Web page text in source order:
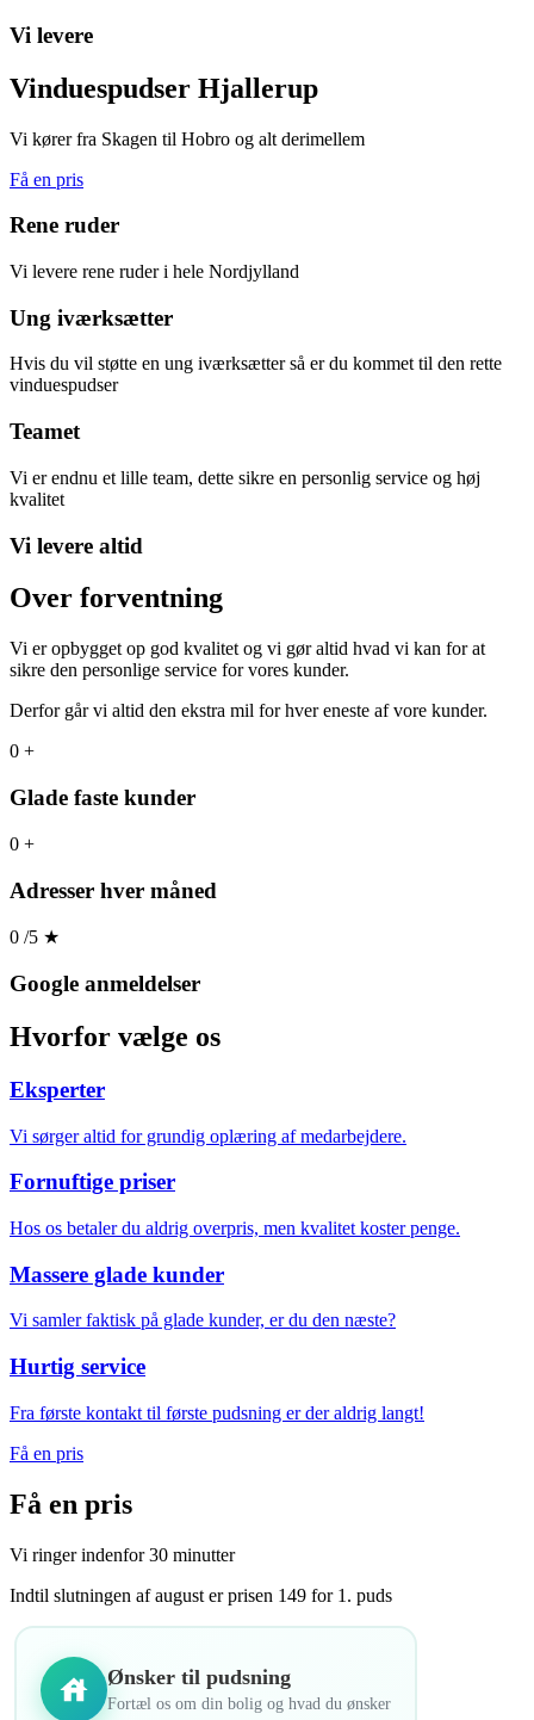
Vi levere
Vinduespudser Hjallerup
Vi kører fra Skagen til Hobro og alt derimellem
Få en pris
Rene ruder
Vi levere rene ruder i hele Nordjylland
Ung iværksætter
Hvis du vil støtte en ung iværksætter så er du kommet til den rette
vinduespudser
Teamet
Vi er endnu et lille team, dette sikre en personlig service og høj
kvalitet
Vi levere altid
Over forventning
Vi er opbygget op god kvalitet og vi gør altid hvad vi kan for at
sikre den personlige service for vores kunder.
Derfor går vi altid den ekstra mil for hver eneste af vore kunder.
0 +
Glade faste kunder
0 +
Adresser hver måned
0 /5 ★
Google anmeldelser
Hvorfor vælge os
Eksperter
Vi sørger altid for grundig oplæring af medarbejdere.
Fornuftige priser
Hos os betaler du aldrig overpris, men kvalitet koster penge.
Massere glade kunder
Vi samler faktisk på glade kunder, er du den næste?
Hurtig service
Fra første kontakt til første pudsning er der aldrig langt!
Få en pris
Få en pris
Vi ringer indenfor 30 minutter
Indtil slutningen af august er prisen 149 for 1. puds
Ønsker til pudsning
Fortæl os om din bolig og hvad du ønsker